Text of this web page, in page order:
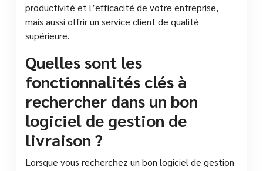
productivité et l’efficacité de votre entreprise,
mais aussi offrir un service client de qualité
supérieure.
Quelles sont les
fonctionnalités clés à
rechercher dans un bon
logiciel de gestion de
livraison ?
Lorsque vous recherchez un bon logiciel de gestion